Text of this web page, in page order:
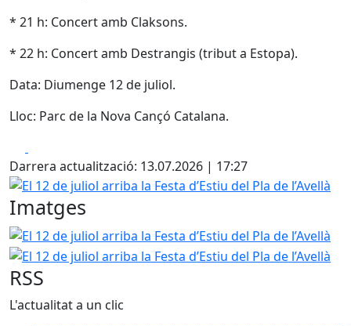
* 21 h: Concert amb Claksons.
* 22 h: Concert amb Destrangis (tribut a Estopa).
Data: Diumenge 12 de juliol.
Lloc: Parc de la Nova Cançó Catalana.
Darrera actualització: 13.07.2026 | 17:27
El 12 de juliol arriba la Festa d’Estiu del Pla de l’Avellà
Imatges
El 12 de juliol arriba la Festa d’Estiu del Pla de l’Avellà
RSS
L'actualitat a un clic